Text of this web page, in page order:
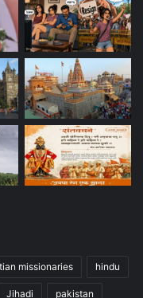
missionaries hindu
Jihadi pakistan